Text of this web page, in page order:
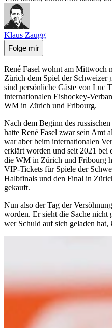
Klaus Zaugg
Folge mir
René Fasel wohnt am Mittwoch
Zürich dem Spiel der Schweizer
sind persönliche Gäste von Luc
internationalen Eishockey-
WM in Zürich und Fribourg.
Nach dem Beginn des
hatte René Fasel zwar sein Amt
war aber beim internationalen
erklärt worden und seit 2021
die WM in Zürich und Fribourg
VIP-Tickets für Spiele der
Halbfinals und den Final in
gekauft.
Nun also der Tag der
worden. Er sieht die Sache
wer Schuld auf sich geladen